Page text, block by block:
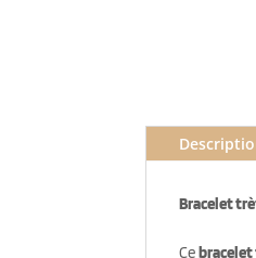
Bracelet
Ce